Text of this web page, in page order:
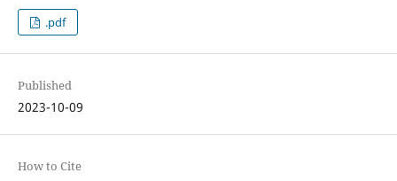
.pdf
Published
2023-10-09
How to Cite